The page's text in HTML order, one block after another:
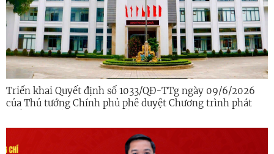
Triển khai Quyết định số 1033/QĐ-TTg ngày 09/6/2026
của Thủ tướng Chính phủ phê duyệt Chương trình phát
địa bàn tỉnh Quảng Ngãi